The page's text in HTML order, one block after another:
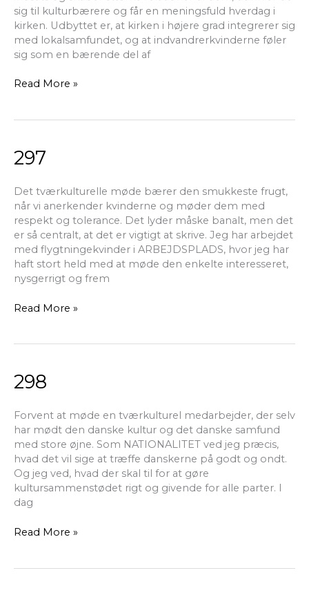
sig til kulturbærere og får en meningsfuld hverdag i
kirken. Udbyttet er, at kirken i højere grad integrerer sig
med lokalsamfundet, og at indvandrerkvinderne føler
sig som en bærende del af
Read More »
297
Det tværkulturelle møde bærer den smukkeste frugt,
når vi anerkender kvinderne og møder dem med
respekt og tolerance. Det lyder måske banalt, men det
er så centralt, at det er vigtigt at skrive. Jeg har arbejdet
med flygtningekvinder i ARBEJDSPLADS, hvor jeg har
haft stort held med at møde den enkelte interesseret,
nysgerrigt og frem
297
Read More »
298
Forvent at møde en tværkulturel medarbejder, der selv
har mødt den danske kultur og det danske samfund
med store øjne. Som NATIONALITET ved jeg præcis,
hvad det vil sige at træffe danskerne på godt og ondt.
Og jeg ved, hvad der skal til for at gøre
kultursammenstødet rigt og givende for alle parter. I
dag
298
Read More »